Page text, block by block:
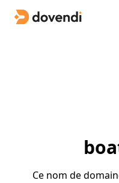
Ce nom de